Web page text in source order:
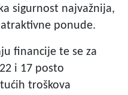
sigurnost najvažnija,
ponude.
financije te se za
i 17 posto
troškova